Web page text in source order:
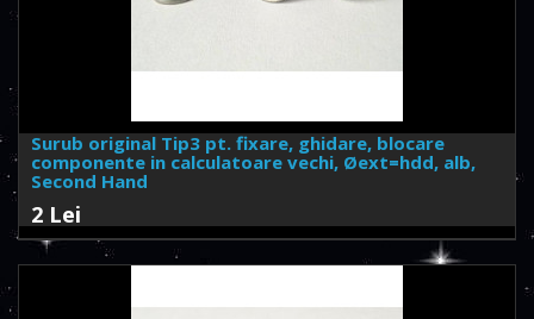
Surub original Tip3 pt. fixare, ghidare, blocare
componente in calculatoare vechi, Øext=hdd, alb,
Second Hand
2 Lei